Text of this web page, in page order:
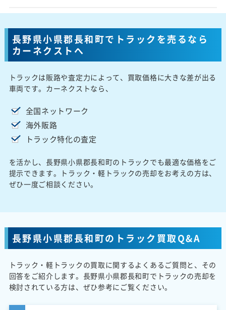
長野県小県郡長和町でトラックを売るなら
カーネクストへ
トラックは販路や査定力によって、買取価格に大きな差が出る
車両です。カーネクストなら、
全国ネットワーク
海外販路
トラック特化の査定
を活かし、長野県小県郡長和町のトラックでも最適な価格をご
提示できます。トラック・軽トラックの売却をお考えの方は、
ぜひ一度ご相談ください。
長野県小県郡長和町のトラック買取Q&A
トラック・軽トラックの買取に関するよくあるご質問と、その
回答をご紹介します。長野県小県郡長和町でトラックの売却を
検討されている方は、ぜひ参考にご覧ください。